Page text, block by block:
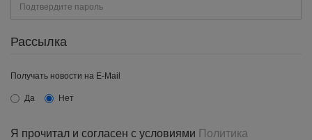
Рассылка
Получать новости на E-Mail
Да Нет
Я прочитал и согласен с условиями Политика